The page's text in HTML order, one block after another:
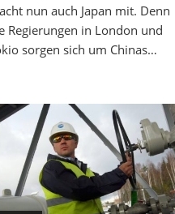
nun auch Japan mit. Denn
Regierungen in London und
sorgen sich um Chinas…